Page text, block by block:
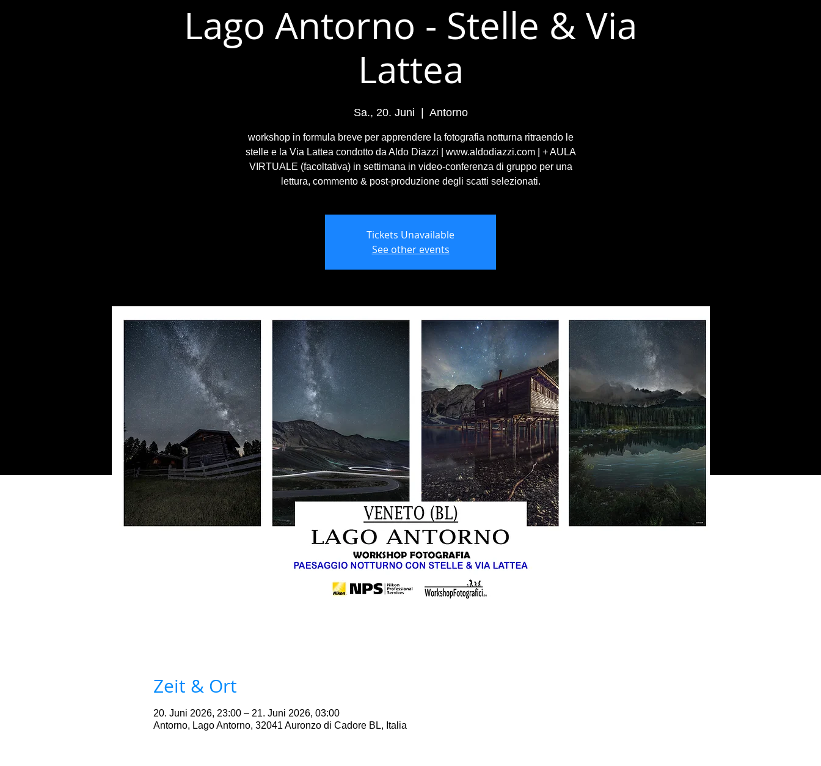
Lago Antorno - Stelle & Via
Lattea
Sa., 20. Juni Antorno
workshop in formula breve per apprendere la fotografia notturna ritraendo le
stelle e la Via Lattea condotto da Aldo Diazzi | www.aldodiazzi.com | + AULA
VIRTUALE (facoltativa) in settimana in video-conferenza di gruppo per una
lettura, commento & post-produzione degli scatti selezionati.
Tickets Unavailable
See other events
Zeit & Ort
20. Juni 2026, 23:00 – 21. Juni 2026, 03:00
Antorno, Lago Antorno, 32041 Auronzo di Cadore BL, Italia